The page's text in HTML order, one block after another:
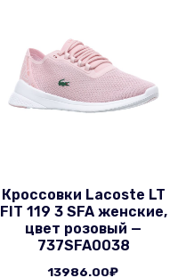
Кроссовки Lacoste LT
FIT 119 3 SFA женские,
цвет розовый —
737SFA0038
13986.00₽